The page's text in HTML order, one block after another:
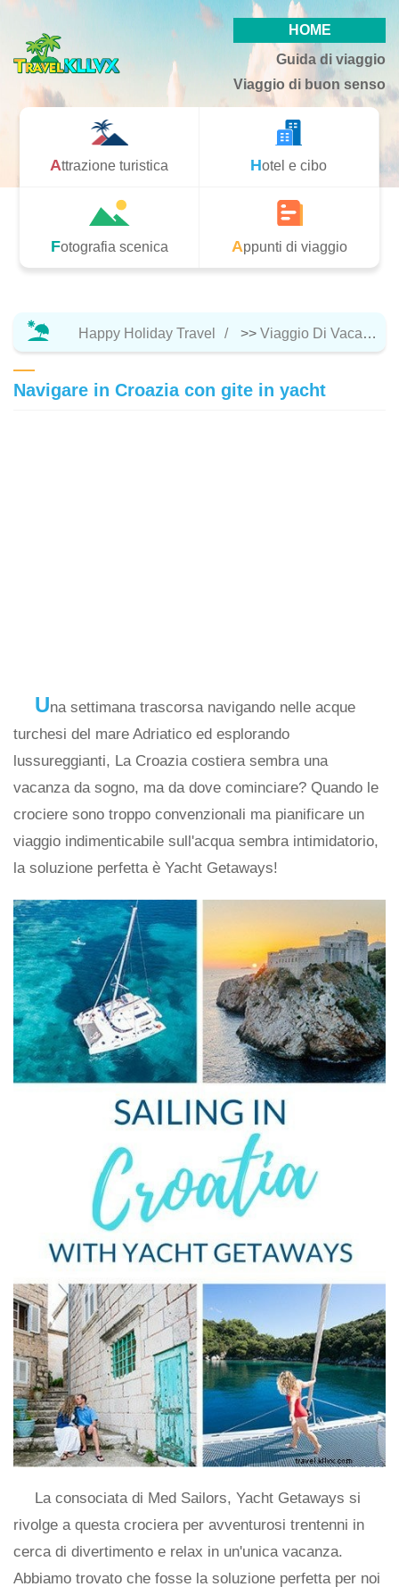
HOME
Guida di viaggio
Viaggio di buon senso
Attrazione turistica Hotel e cibo
Fotografia scenica Appunti di viaggio
Happy Holiday Travel >> Viaggio Di Vacanza
Navigare in Croazia con gite in yacht
Una settimana trascorsa navigando nelle acque
turchesi del mare Adriatico ed esplorando
lussureggianti, La Croazia costiera sembra una
vacanza da sogno, ma da dove cominciare? Quando le
crociere sono troppo convenzionali ma pianificare un
viaggio indimenticabile sull'acqua sembra intimidatorio,
la soluzione perfetta è Yacht Getaways!
La consociata di Med Sailors, Yacht Getaways si
rivolge a questa crociera per avventurosi trentenni in
cerca di divertimento e relax in un'unica vacanza.
Abbiamo trovato che fosse la soluzione perfetta per noi